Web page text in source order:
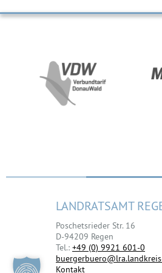
LANDRATSAMT
Poschetsrieder Str. 16
D-94209 Regen
Tel.: +49 (0) 9921 601-0
Kontakt